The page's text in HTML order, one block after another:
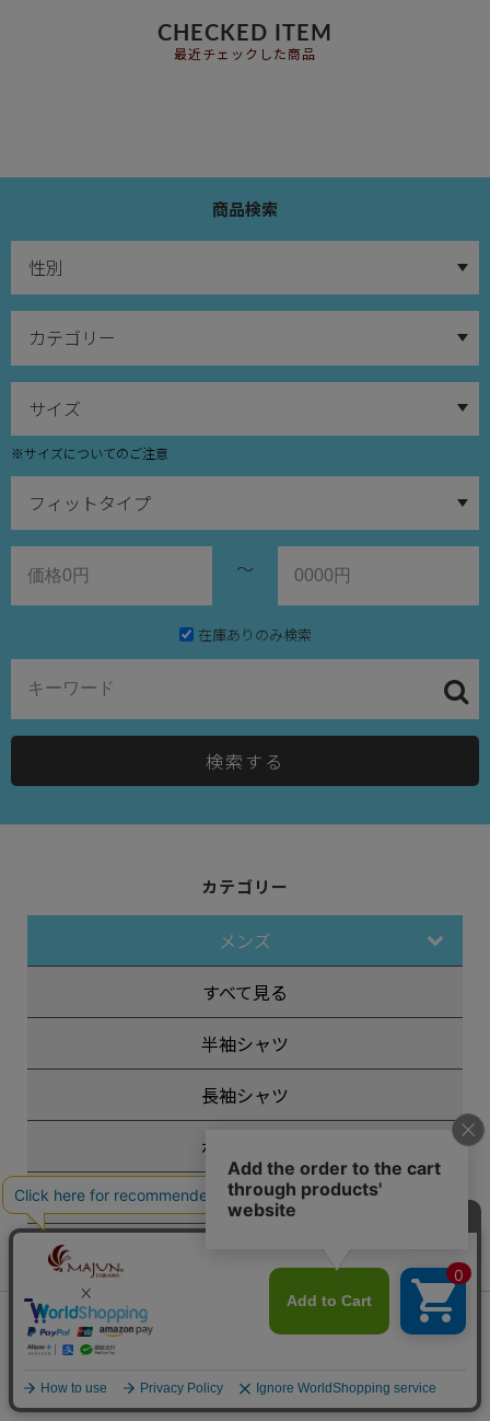
CHECKED ITEM
最近チェックした商品
商品検索
※サイズについてのご注意
～
在庫ありのみ検索
検索する
カテゴリー
メンズ
すべて見る
半袖シャツ
長袖シャツ
ポロシャツ
スペシャルエディション
キッズ
会員は743ポイント付与！
¥14,850税込